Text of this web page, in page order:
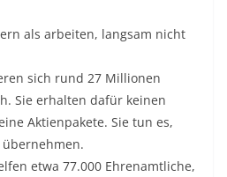
als arbeiten, langsam nicht
sich rund 27 Millionen
Sie erhalten dafür keinen
Aktienpakete. Sie tun es,
etwa 77.000 Ehrenamtliche,